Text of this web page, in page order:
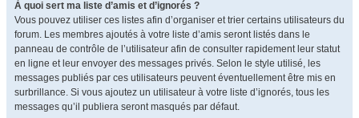
À quoi sert ma liste d’amis et d’ignorés ?
Vous pouvez utiliser ces listes afin d’organiser et trier certains utilisateurs du
forum. Les membres ajoutés à votre liste d’amis seront listés dans le
panneau de contrôle de l’utilisateur afin de consulter rapidement leur statut
en ligne et leur envoyer des messages privés. Selon le style utilisé, les
messages publiés par ces utilisateurs peuvent éventuellement être mis en
surbrillance. Si vous ajoutez un utilisateur à votre liste d’ignorés, tous les
messages qu’il publiera seront masqués par défaut.